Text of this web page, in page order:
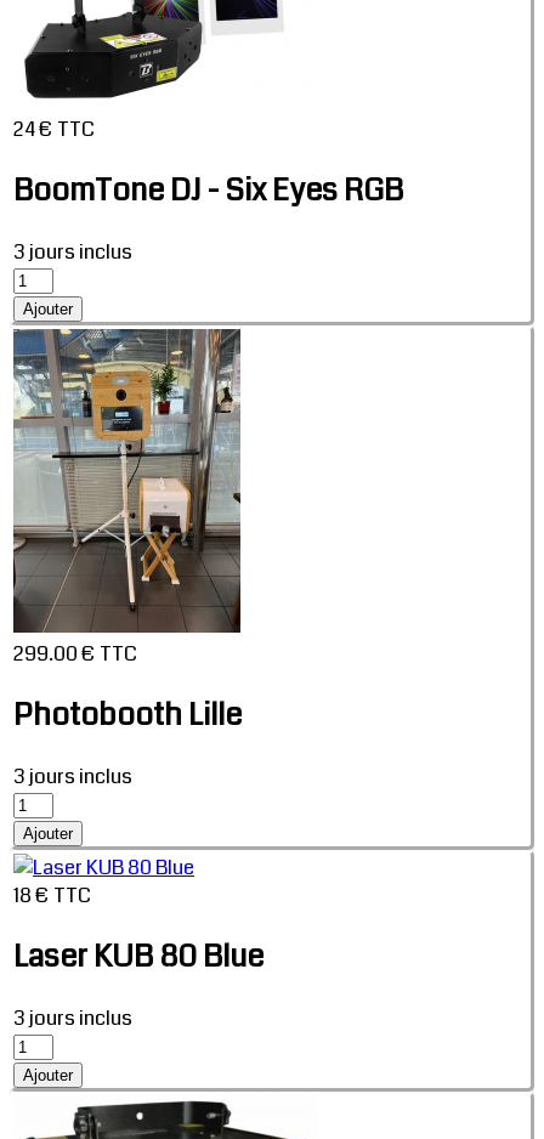
24 € TTC
BoomTone DJ - Six Eyes RGB
3 jours inclus
299.00 € TTC
Photobooth Lille
3 jours inclus
18 € TTC
Laser KUB 80 Blue
3 jours inclus